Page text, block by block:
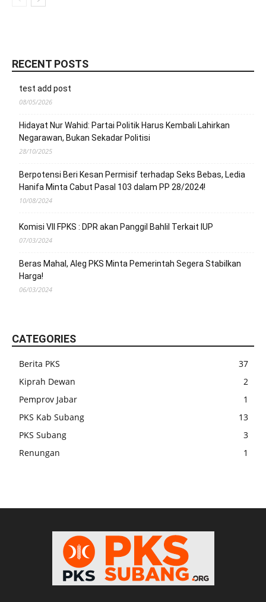
RECENT POSTS
test add post
08/05/2026
Hidayat Nur Wahid: Partai Politik Harus Kembali Lahirkan
Negarawan, Bukan Sekadar Politisi
28/10/2025
Berpotensi Beri Kesan Permisif terhadap Seks Bebas, Ledia
Hanifa Minta Cabut Pasal 103 dalam PP 28/2024!
10/08/2024
Komisi VII FPKS : DPR akan Panggil Bahlil Terkait IUP
07/03/2024
Beras Mahal, Aleg PKS Minta Pemerintah Segera Stabilkan
Harga!
06/03/2024
CATEGORIES
Berita PKS
37
Kiprah Dewan
2
Pemprov Jabar
1
PKS Kab Subang
13
PKS Subang
3
Renungan
1